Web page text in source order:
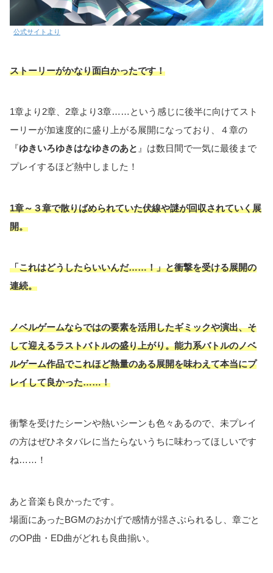
公式サイトより
ストーリーがかなり面白かったです！
1章より2章、2章より3章……という感じに後半に向けてスト
ーリーが加速度的に盛り上がる展開になっており、４章の
『ゆきいろゆきはなゆきのあと 』は数日間で一気に最後まで
プレイするほど熱中しました！
1章～３章で散りばめられていた伏線や謎が回収されていく展
開。
「これはどうしたらいいんだ……！」と衝撃を受ける展開の
連続。
ノベルゲームならではの要素を活用したギミックや演出、そ
して迎えるラストバトルの盛り上がり。能力系バトルのノベ
ルゲーム作品でこれほど熱量のある展開を味わえて本当にプ
レイして良かった……！
衝撃を受けたシーンや熱いシーンも色々あるので、未プレイ
の方はぜひネタバレに当たらないうちに味わってほしいです
ね……！
あと音楽も良かったです。
場面にあったBGMのおかげで感情が揺さぶられるし、章ごと
のOP曲・ED曲がどれも良曲揃い。